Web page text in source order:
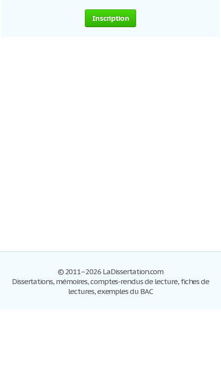
Inscription
© 2011–2026 LaDissertation.com
Dissertations, mémoires, comptes-rendus de lecture, fiches de
lectures, exemples du BAC